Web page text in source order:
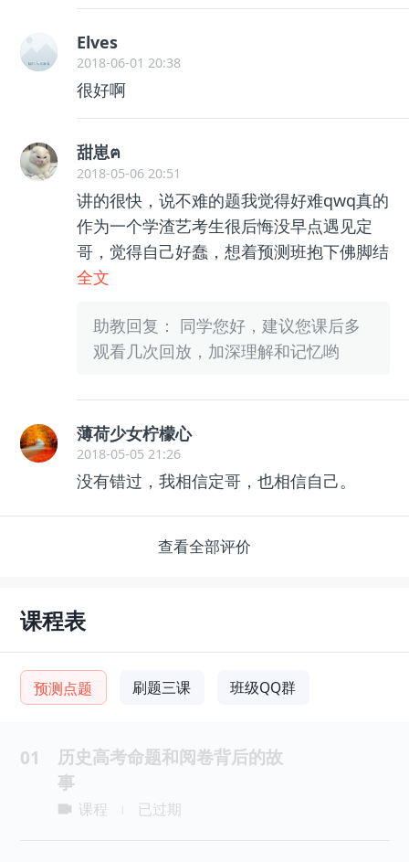
Elves
2018-06-01 20:38
很好啊
甜崽ฅ
2018-05-06 20:51
讲的很快，说不难的题我觉得好难qwq真的
作为一个学渣艺考生很后悔没早点遇见定
哥，觉得自己好蠢，想着预测班抱下佛脚结
果还是不行.......学渣怎么拯救.....
全文
助教回复： 同学您好，建议您课后多
观看几次回放，加深理解和记忆哟
薄荷少女柠檬心
2018-05-05 21:26
没有错过，我相信定哥，也相信自己。
查看全部评价
课程表
预测点题 刷题三课 班级QQ群
01
历史高考命题和阅卷背后的故
事
课程 已过期